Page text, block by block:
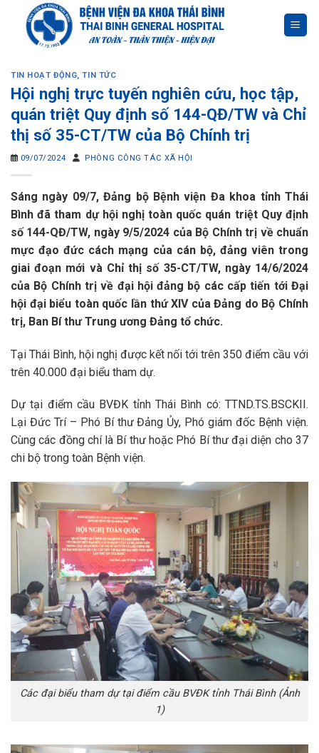
content
TIN HOẠT ĐỘNG,TIN TỨC
Hội nghị trực tuyến nghiên cứu, học tập,
quán triệt Quy định số 144-QĐ/TW và Chỉ
thị số 35-CT/TW của Bộ Chính trị
09/07/2024 PHÒNG CÔNG TÁC XÃ HỘI
Sáng ngày 09/7, Đảng bộ Bệnh viện Đa khoa tỉnh Thái
Bình đã tham dự hội nghị toàn quốc quán triệt Quy định
số 144-QĐ/TW, ngày 9/5/2024 của Bộ Chính trị về chuẩn
mực đạo đức cách mạng của cán bộ, đảng viên trong
giai đoạn mới và Chỉ thị số 35-CT/TW, ngày 14/6/2024
của Bộ Chính trị về đại hội đảng bộ các cấp tiến tới Đại
hội đại biểu toàn quốc lần thứ XIV của Đảng do Bộ Chính
trị, Ban Bí thư Trung ương Đảng tổ chức.
Tại Thái Bình, hội nghị được kết nối tới trên 350 điểm cầu với
trên 40.000 đại biểu tham dự.
Dự tại điểm cầu BVĐK tỉnh Thái Bình có: TTND.TS.BSCKII.
Lại Đức Trí – Phó Bí thư Đảng Ủy, Phó giám đốc Bệnh viện.
Cùng các đồng chí là Bí thư hoặc Phó Bí thư đại diện cho 37
chi bộ trong toàn Bệnh viện.
Các đại biểu tham dự tại điểm cầu BVĐK tỉnh Thái Bình (Ảnh
1)